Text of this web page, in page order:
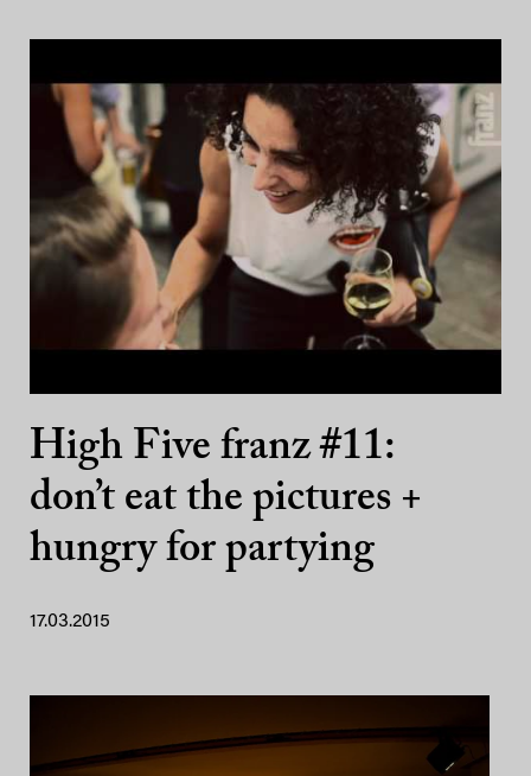
High Five franz #11:
don’t eat the pictures +
hungry for partying
17.03.2015